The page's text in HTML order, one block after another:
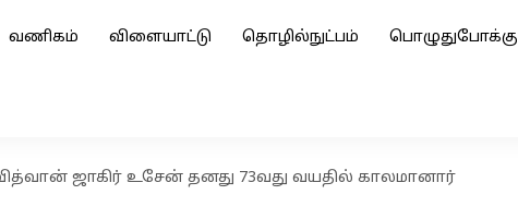
வணிகம் விளையாட்டு தொழில்நுட்பம் பொழுதுபோக்கு
ஜாகிர் உசேன் தனது 73வது வயதில் காலமானார்